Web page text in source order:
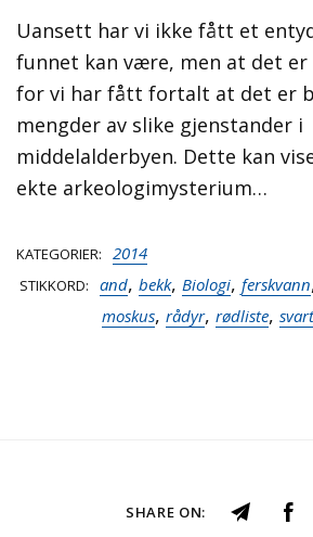
Uansett har vi ikke fått et
funnet kan være, men at det
for vi har fått fortalt at det er
mengder av slike gjenstander i
middelalderbyen. Dette kan
ekte arkeologimysterium…
KATEGORIER 2014
STIKKORD and, bekk, Biologi, ferskvann
moskus, rådyr, rødliste,
SHARE ON: